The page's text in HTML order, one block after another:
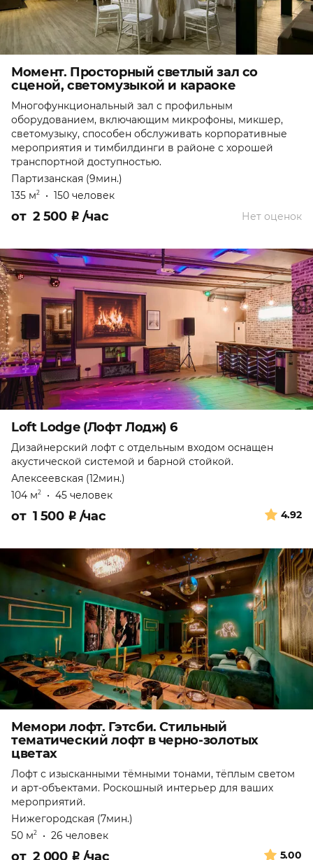
Момент. Просторный светлый зал со
сценой, светомузыкой и караоке
Многофункциональный зал с профильным
оборудованием, включающим микрофоны, микшер,
светомузыку, способен обслуживать корпоративные
мероприятия и тимбилдинги в районе с хорошей
транспортной доступностью.
Партизанская (9мин.)
135 м2 • 150 человек
Нет оценок
от 2 500 ₽ /час
Loft Lodge (Лофт Лодж) 6
Дизайнерский лофт с отдельным входом оснащен
акустической системой и барной стойкой.
Алексеевская (12мин.)
104 м2 • 45 человек
4.92
от 1 500 ₽ /час
Мемори лофт. Гэтсби. Стильный
тематический лофт в черно-золотых
цветах
Лофт с изысканными тёмными тонами, тёплым светом
и арт-объектами. Роскошный интерьер для ваших
мероприятий.
Нижегородская (7мин.)
50 м2 • 26 человек
5.00
от 2 000 ₽ /час